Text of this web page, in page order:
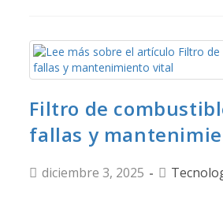
Filtro de
fallas y
diciembre 3, 2025